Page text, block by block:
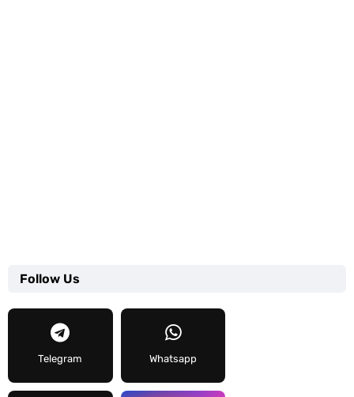
Follow Us
Telegram Whatsapp